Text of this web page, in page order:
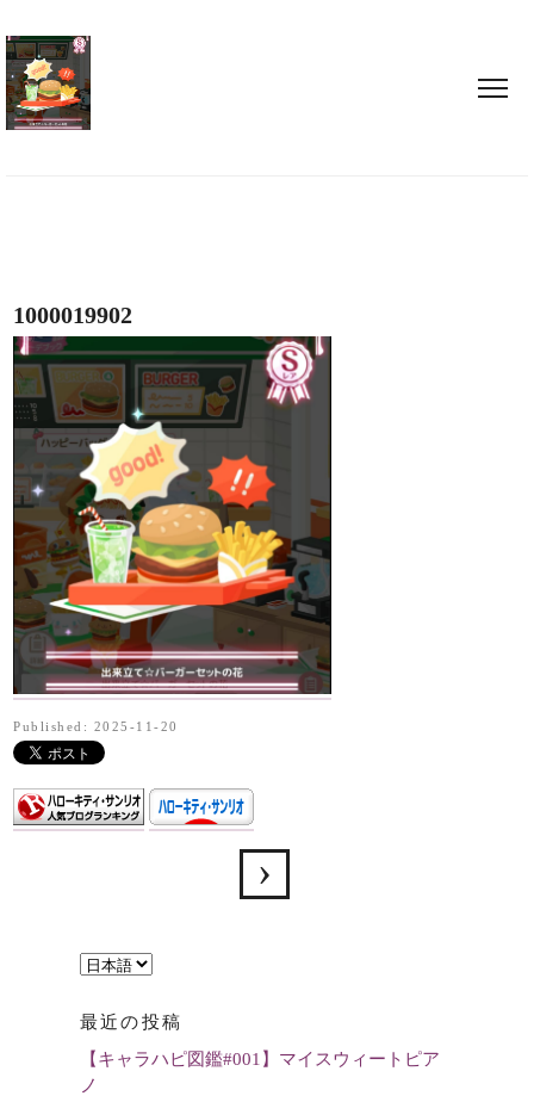
1000019902
Published: 2025-11-20
言
を
選
最近の投稿
【キャラハピ図鑑#001】マイスウィートピア
ノ